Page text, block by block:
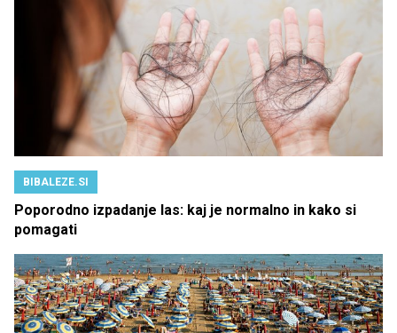
BIBALEZE.SI
Poporodno izpadanje las: kaj je normalno in kako si
pomagati